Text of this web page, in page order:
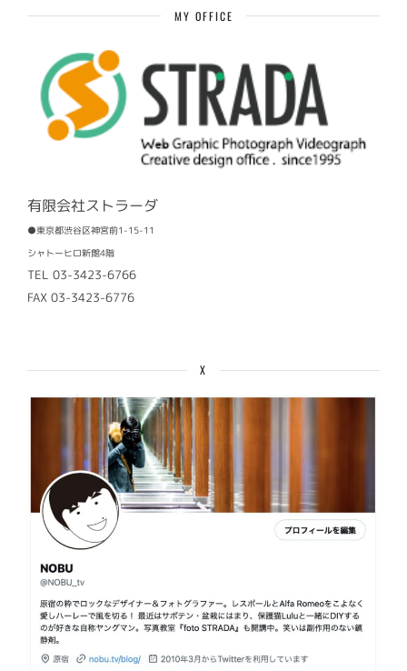
MY OFFICE
有限会社ストラーダ
●東京都渋谷区神宮前1-15-11
シャトーヒロ新館4階
TEL 03-3423-6766
FAX 03-3423-6776
X